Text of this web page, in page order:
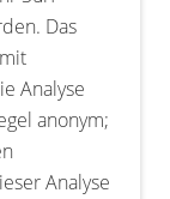
Das
Analyse
anonym;
Analyse